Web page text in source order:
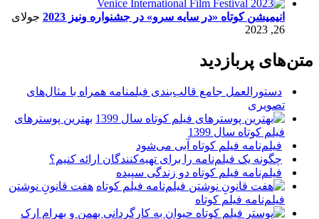
انیمیشن کوتاه «در سایه سرو» در جشنواره ونیز 2023
جولای
26, 2023
متن‌های پربازدید
دستورالعمل جامع قالب‌بندی فیلمنامه همراه با مثال‌های
تصویری
بهترین پوسترهای
فیلم کوتاه سال 1399
فیلم‌نامه فیلم کوتاه آبی می‌شود
چگونه یک فیلم‌نامه را برای تهیه‌کنندگان ارائه کنیم؟
فیلم‌نامه فیلم کوتاه دو زندگی سپیده
هفت قانونِ نوشتن
فیلم‌نامه فیلم کوتاه